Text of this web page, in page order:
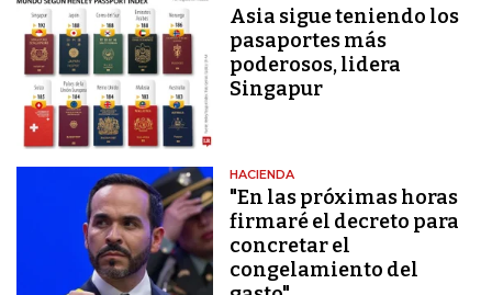
Asia sigue teniendo los
pasaportes más
poderosos, lidera
Singapur
HACIENDA
"En las próximas horas
firmaré el decreto para
concretar el
congelamiento del